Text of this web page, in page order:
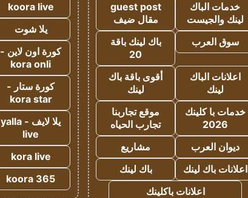
خدمات الباك
لينك والجيست
guest post
مقال ضيف
سوق العرب
باك لينك باقة
20
اعلانات الباك
لينك
أقوى باقة باك
لينك
خدمات با كلينك
2026
موقع تجاربنا
تجارب الحياه
ديوان العرب
مشاريع
اعلانات باك لينك
باك لينك
اعلانات باكلينك
koora live
يلا شوت
كورة اون لاين -
kora onli
كورة ستار -
kora star
يلا لايف - yalla
live
kora live
koora 365